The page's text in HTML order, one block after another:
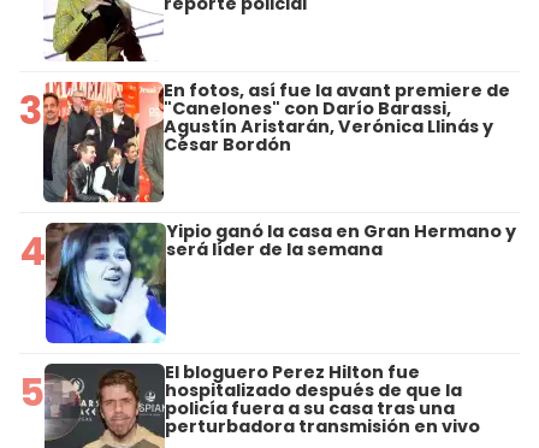
3 En fotos, así fue la avant premiere de
"Canelones" con Darío Barassi,
Agustín Aristarán, Verónica Llinás y
César Bordón
4 Yipio ganó la casa en Gran Hermano y
será líder de la semana
5 El bloguero Perez Hilton fue
hospitalizado después de que la
policía fuera a su casa tras una
perturbadora transmisión en vivo